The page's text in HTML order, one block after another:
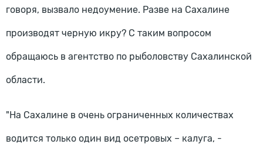
говоря, вызвало недоумение. Разве на Сахалине
производят черную икру? С таким вопросом
обращаюсь в агентство по рыболовству Сахалинской
области.
"На Сахалине в очень ограниченных количествах
водится только один вид осетровых – калуга, -